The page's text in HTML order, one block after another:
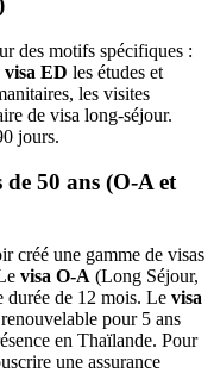
des motifs spécifiques :
visa ED les études et
les visites
de visa long-séjour.
jours.
50 ans (O-A et
créé une gamme de visas
visa O-A (Long Séjour,
durée de 12 mois. Le visa
pour 5 ans
en Thaïlande. Pour
une assurance